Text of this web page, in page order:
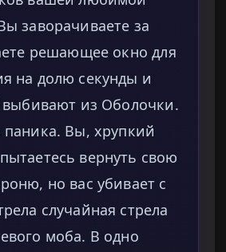
заворачиваете за
решающее окно для
на долю секунды и
выбивают из Оболочки.
паника. Вы, хрупкий
вернуть свою
но вас убивает с
случайная стрела
моба. В одно